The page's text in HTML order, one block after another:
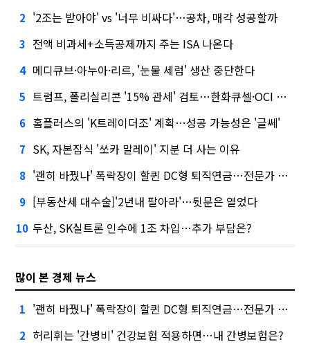
2 '2조는 받아야' vs '너무 비싸다'…공차, 매각 성공할까
3 전액 비과세+소득공제까지 주는 ISA 나온다
4 메디큐브·아누아·리르, '눈물 세럼' 생산 중단한다
5 트럼프, 폴리실리콘 '15% 관세' 검토…한화큐셀·OCI 영향은?
6 홈플러스의 'K트레이더조' 계획…성공 가능성은 '글쎄'
7 SK, 자본잠식 '쏘카 말레이' 지분 더 사는 이유
8 '괜히 바꿨나' 폭락장이 할퀸 DC형 퇴직연금…전문가 조언은
9 [부동산세 대수술]'2년내 팔아라'…뒷문은 열었다
10 두산, SK실트론 인수에 1조 차입…추가 부담은?
많이 본 경제 뉴스
1 '괜히 바꿨나' 폭락장이 할퀸 DC형 퇴직연금…전문가 조언은
2 허리휘는 '간병비' 건강보험 적용하면…내 간병보험은?